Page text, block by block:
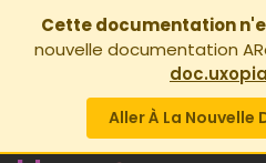
Cette documentation
nouvelle documentation
Aller À La